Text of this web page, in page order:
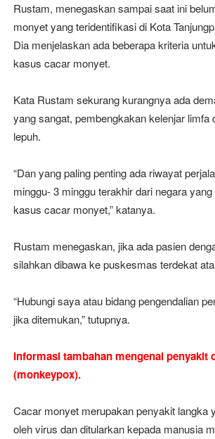
Rustam, menegaskan sampai saat ini
monyet yang teridentifikasi di Kota
Dia menjelaskan ada beberapa kriteria
kasus cacar monyet.
Kata Rustam sekurang kurangnya ada
yang sangat, pembengkakan kelenjar limfa
lepuh.
“Dan yang paling penting ada riwayat
minggu- 3 minggu terakhir dari negara
kasus cacar monyet,” katanya.
Rustam menegaskan, jika ada pasien
silahkan dibawa ke puskesmas terdekat
“Hubungi saya atau bidang pengendalian
jika ditemukan,” tutupnya.
Informasi tambahan mengenal penyakit
(monkeypox).
Cacar monyet merupakan penyakit langka
oleh virus dan ditularkan kepada manusia